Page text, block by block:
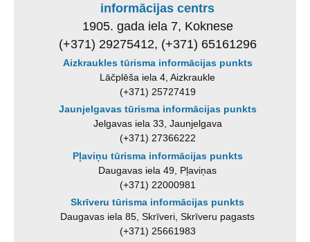
informācijas centrs
1905. gada iela 7, Koknese
(+371) 29275412, (+371) 65161296
Aizkraukles tūrisma informācijas punkts
Lāčplēša iela 4, Aizkraukle
(+371) 25727419
Jaunjelgavas tūrisma informācijas punkts
Jelgavas iela 33, Jaunjelgava
(+371) 27366222
Pļaviņu tūrisma informācijas punkts
Daugavas iela 49, Pļaviņas
(+371) 22000981
Skrīveru tūrisma informācijas punkts
Daugavas iela 85, Skrīveri, Skrīveru pagasts
(+371) 25661983